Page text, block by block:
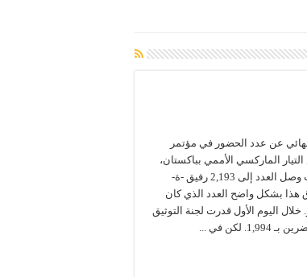
عن عدد الحضور في مؤتمر
الماركسي الأممي بباكستان،
مثيرا للإعجاب، حيث وصل العدد إلى 2,193 رفيق -ة-
هذا بشكل واضح العدد الذي كان
خلال اليوم الأول قدرت لجنة التوثيق
لكن في ...